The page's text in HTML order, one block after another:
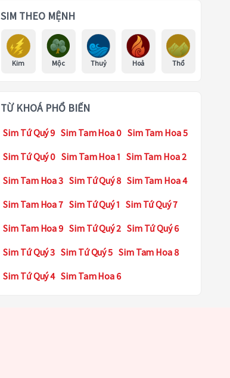
SIM THEO MỆNH
Kim Mộc Thuỷ Hoả Thổ
TỪ KHOÁ PHỔ BIẾN
Sim Tứ Quý 9 Sim Tam Hoa 0 Sim Tam Hoa 5
Sim Tứ Quý 0 Sim Tam Hoa 1 Sim Tam Hoa 2
Sim Tam Hoa 3 Sim Tứ Quý 8 Sim Tam Hoa 4
Sim Tam Hoa 7 Sim Tứ Quý 1 Sim Tứ Quý 7
Sim Tam Hoa 9 Sim Tứ Quý 2 Sim Tứ Quý 6
Sim Tứ Quý 3 Sim Tứ Quý 5 Sim Tam Hoa 8
Sim Tứ Quý 4 Sim Tam Hoa 6